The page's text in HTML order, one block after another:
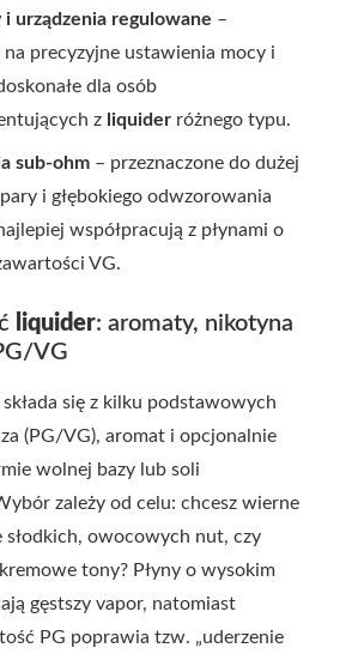
i urządzenia regulowane –
na precyzyjne ustawienia mocy i
dla osób
z liquider różnego typu.
sub-ohm – przeznaczone do dużej
i głębokiego odwzorowania
współpracują z płynami o
VG.
liquider: aromaty, nikotyna
VG
składa się z kilku podstawowych
(PG/VG), aromat i opcjonalnie
wolnej bazy lub soli
zależy od celu: chcesz wierne
owocowych nut, czy
kremowe tony? Płyny o wysokim
gęstszy vapor, natomiast
PG poprawia tzw. „uderzenie